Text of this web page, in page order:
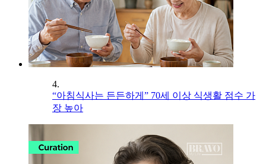
4.
“아침식사는 든든하게” 70세 이상 식생활 점수 가
장 높아